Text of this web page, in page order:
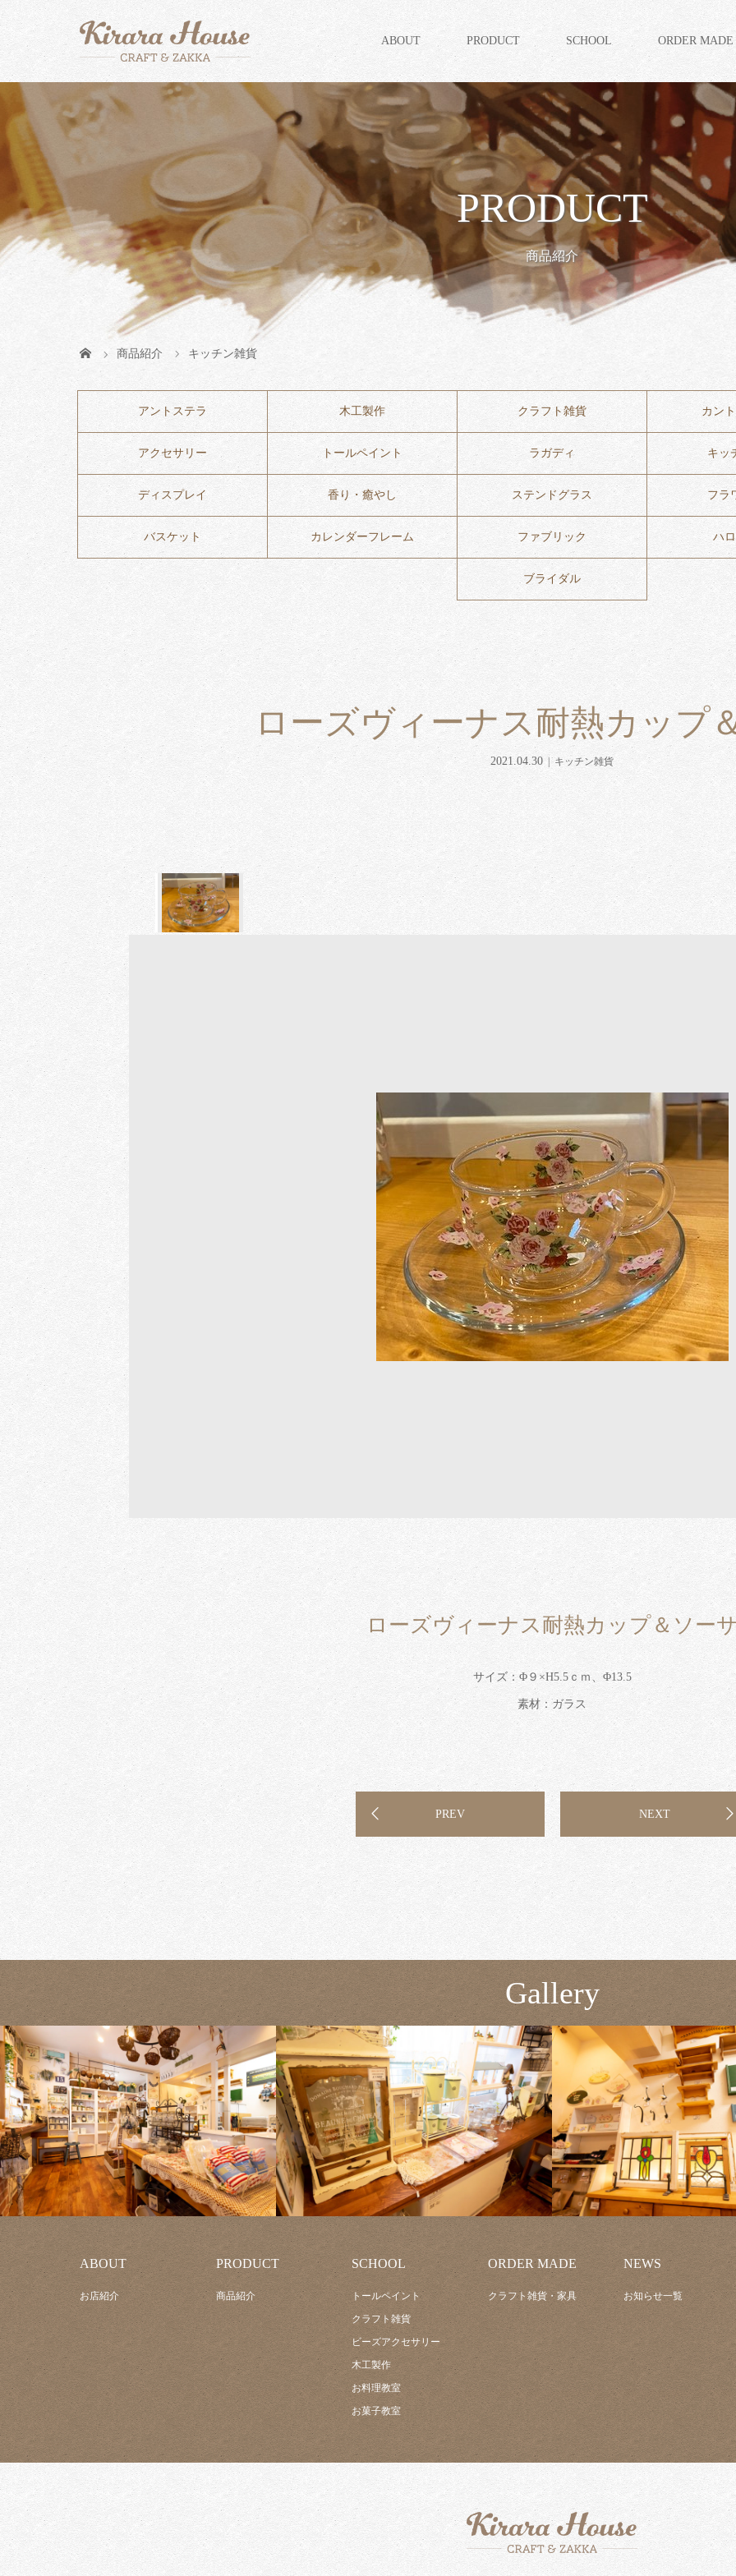
ABOUT PRODUCT SCHOOL ORDER MADE
PRODUCT
商品紹介
商品紹介 キッチン雑貨
アントステラ 木工製作 クラフト雑貨 カン
アクセサリー トールペイント ラガディ キッ
ディスプレイ 香り・癒やし ステンドグラス フラ
バスケット カレンダーフレーム ファブリック ハ
ブライダル
ローズヴィーナス耐熱カップ
2021.04.30 キッチン雑貨
ローズヴィーナス耐熱カップ＆ソー
サイズ：Φ９×H5.5ｃｍ、Φ13.5
素材：ガラス
PREV NEXT
Gallery
ABOUT
お店紹介
PRODUCT
商品紹介
SCHOOL
トールペイント
クラフト雑貨
ビーズアクセサリー
木工製作
お料理教室
お菓子教室
ORDER MADE
クラフト雑貨・家具
NEWS
お知らせ一覧